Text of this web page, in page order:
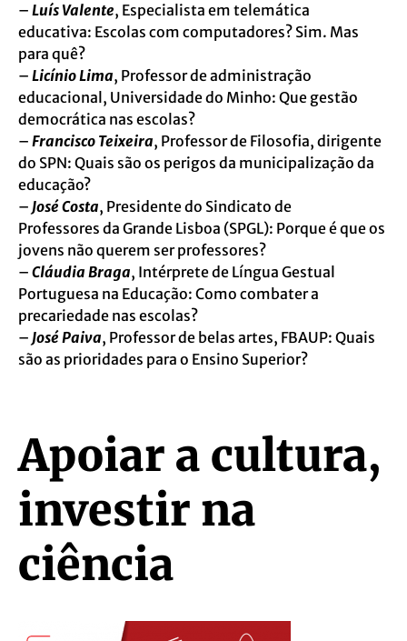
– Luís Valente, Especialista em telemática
educativa: Escolas com computadores? Sim. Mas
para quê?
– Licínio Lima, Professor de administração
educacional, Universidade do Minho: Que gestão
democrática nas escolas?
– Francisco Teixeira, Professor de Filosofia, dirigente
do SPN: Quais são os perigos da municipalização da
educação?
– José Costa, Presidente do Sindicato de
Professores da Grande Lisboa (SPGL): Porque é que os
jovens não querem ser professores?
– Cláudia Braga, Intérprete de Língua Gestual
Portuguesa na Educação: Como combater a
precariedade nas escolas?
– José Paiva, Professor de belas artes, FBAUP: Quais
são as prioridades para o Ensino Superior?
Apoiar a cultura,
investir na
ciência